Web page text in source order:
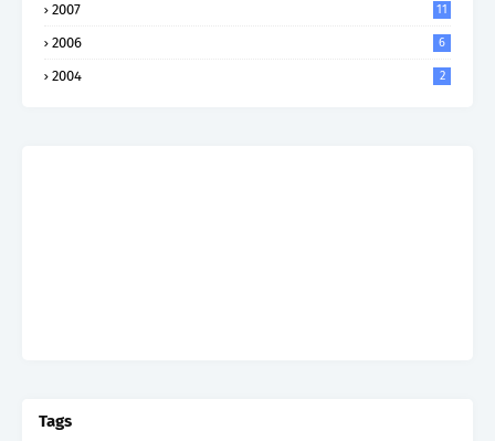
2007 11
2006 6
2004 2
Tags